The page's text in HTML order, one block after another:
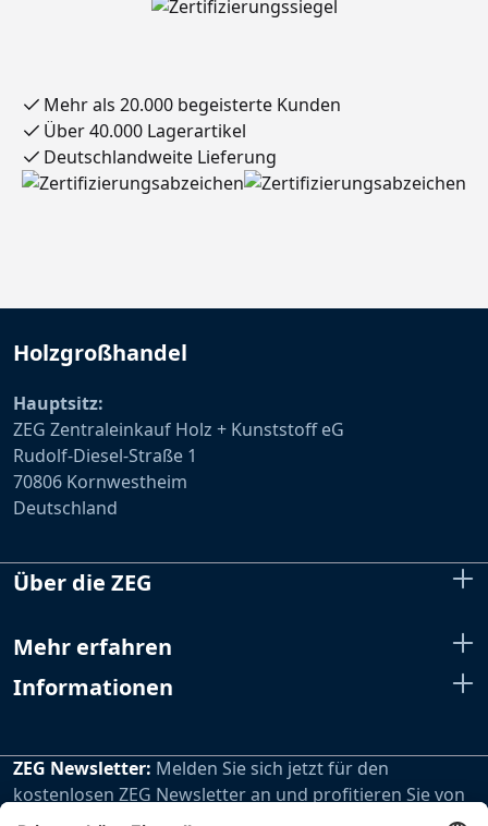
Mehr als 20.000 begeisterte Kunden
Über 40.000 Lagerartikel
Deutschlandweite Lieferung
Holzgroßhandel
Hauptsitz:
ZEG Zentraleinkauf Holz + Kunststoff eG
Rudolf-Diesel-Straße 1
70806 Kornwestheim
Deutschland
Über die ZEG
Mehr erfahren
Informationen
ZEG Newsletter: Melden Sie sich jetzt für den
kostenlosen ZEG Newsletter an und profitieren Sie von
den extra Vorteilen unseres regelmäßig erscheinenden